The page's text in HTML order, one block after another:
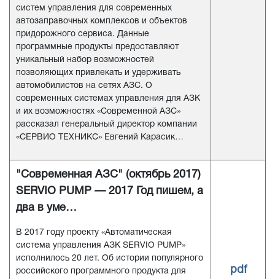
систем управления для современных
автозаправочных комплексов и объектов
придорожного сервиса. Данные
программные продукты предоставляют
уникальный набор возможностей
позволяющих привлекать и удерживать
автомобилистов на сетях АЗС. О
современных системах управления для АЗК
и их возможностях «Современной АЗС»
рассказал генеральный директор компании
«СЕРВИО ТЕХНИКС» Евгений Карасик…
"Современная АЗС" (октябрь 2017)
SERVIO PUMP — 2017 Год пишем, а
два в уме…
В 2017 году проекту «Автоматическая
система управления АЗК SERVIO PUMP»
исполнилось 20 лет. Об истории популярного
российского программного продукта для
pdf